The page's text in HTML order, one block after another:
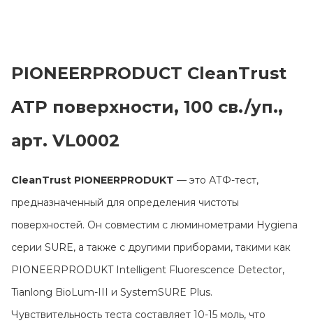
Главная
Каталог
Сотрудничество
Как купить
Контакты
PIONEERPRODUCT CleanTrust
ATP поверхности, 100 св./уп.,
арт. VL0002
CleanTrust PIONEERPRODUKT — это АТФ-тест,
предназначенный для определения чистоты
поверхностей. Он совместим с люминометрами Hygiena
серии SURE, а также с другими приборами, такими как
PIONEERPRODUKT Intelligent Fluorescence Detector,
Tianlong BioLum-III и SystemSURE Plus.
Чувствительность теста составляет 10-15 моль, что